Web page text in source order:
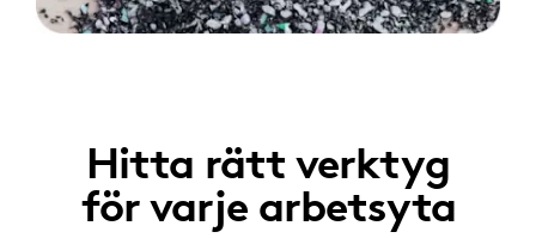
Hitta rätt verktyg
för varje arbetsyta